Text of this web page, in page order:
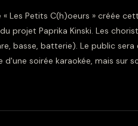
Les Petits C(h)oeurs » créée
projet Paprika Kinski. Les
basse, batterie). Le public
soirée karaokée, mais sur